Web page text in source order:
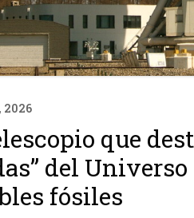
2026
que
del
fósiles